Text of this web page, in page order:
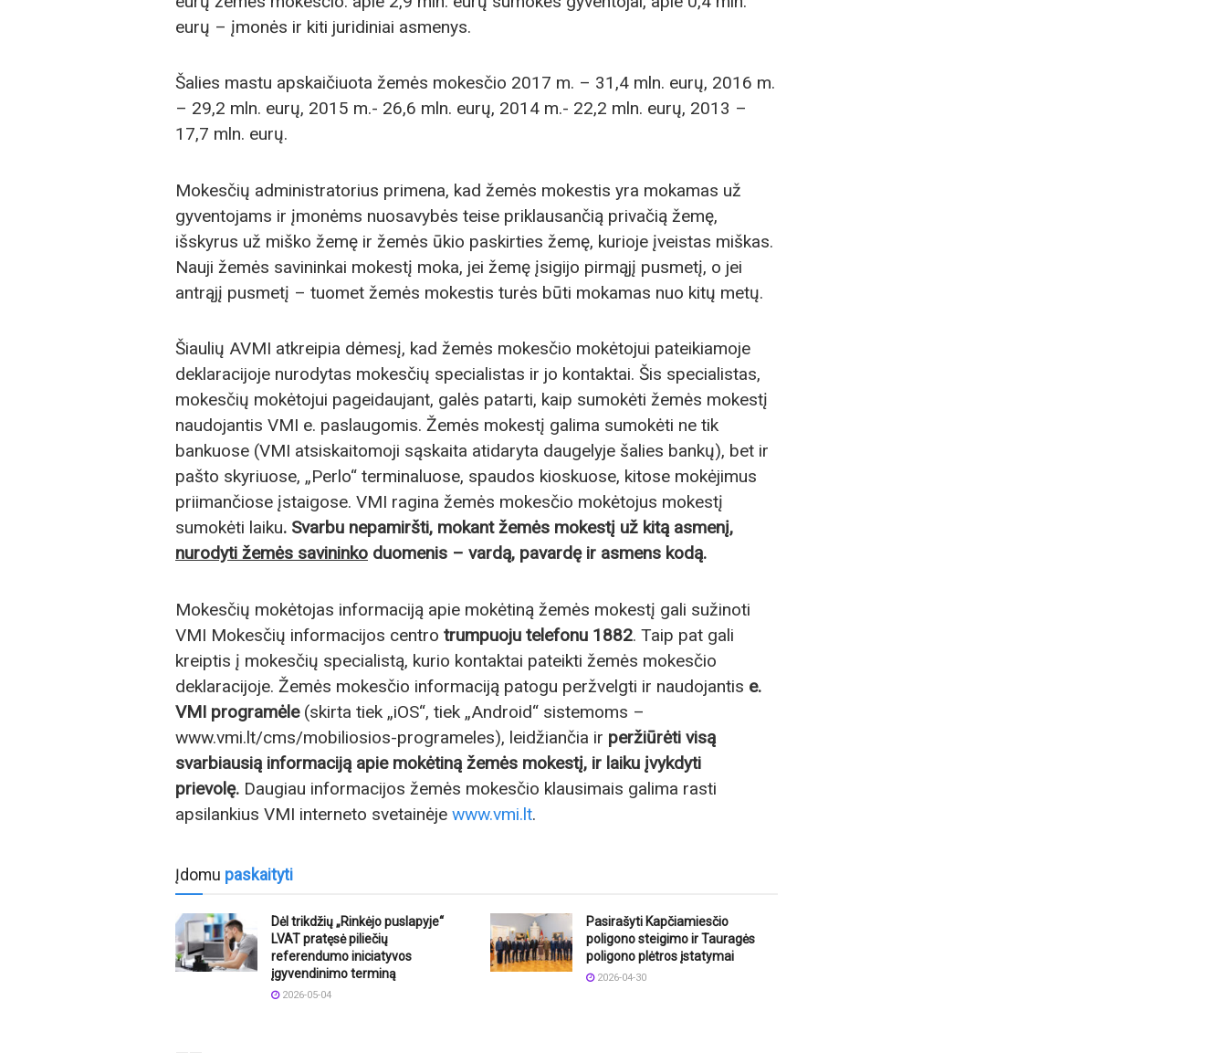
eurų – įmonės ir kiti juridiniai asmenys.
Šalies mastu apskaičiuota žemės mokesčio 2017 m. – 31,4 mln. eurų, 2016 m.
– 29,2 mln. eurų, 2015 m.- 26,6 mln. eurų, 2014 m.- 22,2 mln. eurų, 2013 –
17,7 mln. eurų.
Mokesčių administratorius primena, kad žemės mokestis yra mokamas už
gyventojams ir įmonėms nuosavybės teise priklausančią privačią žemę,
išskyrus už miško žemę ir žemės ūkio paskirties žemę, kurioje įveistas miškas.
Nauji žemės savininkai mokestį moka, jei žemę įsigijo pirmąjį pusmetį, o jei
antrąjį pusmetį – tuomet žemės mokestis turės būti mokamas nuo kitų metų.
Šiaulių AVMI atkreipia dėmesį, kad žemės mokesčio mokėtojui pateikiamoje
deklaracijoje nurodytas mokesčių specialistas ir jo kontaktai. Šis specialistas,
mokesčių mokėtojui pageidaujant, galės patarti, kaip sumokėti žemės mokestį
naudojantis VMI e. paslaugomis. Žemės mokestį galima sumokėti ne tik
bankuose (VMI atsiskaitomoji sąskaita atidaryta daugelyje šalies bankų), bet ir
pašto skyriuose, „Perlo“ terminaluose, spaudos kioskuose, kitose mokėjimus
priimančiose įstaigose. VMI ragina žemės mokesčio mokėtojus mokestį
sumokėti laiku. Svarbu nepamiršti, mokant žemės mokestį už kitą asmenį,
nurodyti žemės savininko duomenis – vardą, pavardę ir asmens kodą.
Mokesčių mokėtojas informaciją apie mokėtiną žemės mokestį gali sužinoti
VMI Mokesčių informacijos centro trumpuoju telefonu 1882. Taip pat gali
kreiptis į mokesčių specialistą, kurio kontaktai pateikti žemės mokesčio
deklaracijoje. Žemės mokesčio informaciją patogu peržvelgti ir naudojantis e.
VMI programėle(skirta tiek „iOS“, tiek „Android“ sistemoms –
www.vmi.lt/cms/mobiliosios-programeles), leidžiančia ir peržiūrėti visą
svarbiausią informaciją apie mokėtiną žemės mokestį, ir laiku įvykdyti
prievolę. Daugiau informacijos žemės mokesčio klausimais galima rasti
apsilankius VMI interneto svetainėje www.vmi.lt.
Įdomu paskaityti
Dėl trikdžių „Rinkėjo puslapyje“
LVAT pratęsė piliečių
referendumo iniciatyvos
įgyvendinimo terminą
2026-05-04
Pasirašyti Kapčiamiesčio
poligono steigimo ir Tauragės
poligono plėtros įstatymai
2026-04-30